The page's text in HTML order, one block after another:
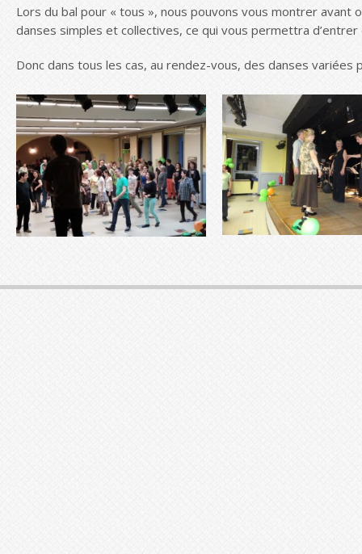
Lors du bal pour « tous », nous pouvons vous montrer
danses simples et collectives, ce qui vous permettra
Donc dans tous les cas, au rendez-vous, des danses variées